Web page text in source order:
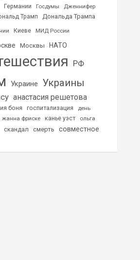
Германии Госдумы
Дженнифер
Трамп Дональда Трампа
Киеве МИД России
Москвы НАТО
РФ
Украине Украины
анастасия решетова
боня госпитализация
день
жанна фриске канье уэст
ольга
скандал смерть
совместное